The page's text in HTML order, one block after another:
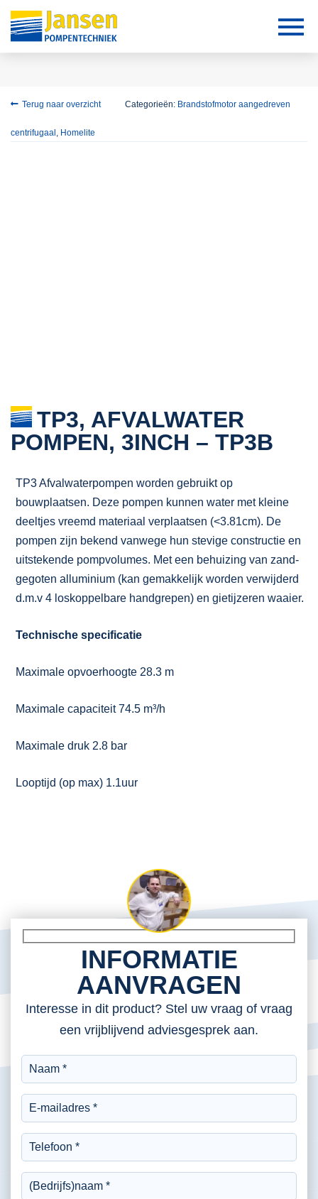
Terug naar overzicht Categorieën: Brandstofmotor aangedreven
centrifugaal , Homelite
TP3, AFVALWATER
POMPEN, 3INCH – TP3B
TP3 Afvalwaterpompen worden gebruikt op
bouwplaatsen. Deze pompen kunnen water met kleine
deeltjes vreemd materiaal verplaatsen (<3.81cm). De
pompen zijn bekend vanwege hun stevige constructie en
uitstekende pompvolumes. Met een behuizing van zand-
gegoten alluminium (kan gemakkelijk worden verwijderd
d.m.v 4 loskoppelbare handgrepen) en gietijzeren waaier.
Technische specificatie
Maximale opvoerhoogte 28.3 m
Maximale capaciteit 74.5 m³/h
Maximale druk 2.8 bar
Looptijd (op max) 1.1uur
INFORMATIE
AANVRAGEN
Interesse in dit product? Stel uw vraag of vraag
een vrijblijvend adviesgesprek aan.